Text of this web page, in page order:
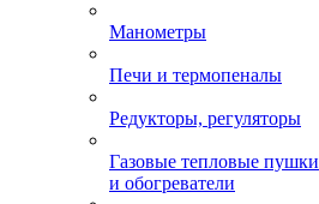
Манометры
Печи и термопеналы
Редукторы, регуляторы
Газовые тепловые пушки
и обогреватели